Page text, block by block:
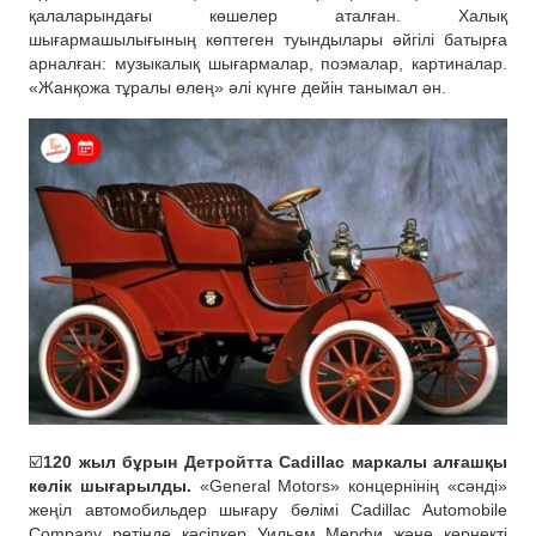
қалаларындағы көшелер аталған. Халық
шығармашылығының көптеген туындылары əйгілі батырға
арналған: музыкалық шығармалар, поэмалар, картиналар.
«Жанқожа тұралы өлең» əлі күнге дейін танымал əн.
☑️120 жыл бұрын Детройтта Cadillac маркалы алғашқы
көлік шығарылды. «General Motors» концернінің «сəнді»
жеңіл автомобильдер шығару бөлімі Cadillac Automobile